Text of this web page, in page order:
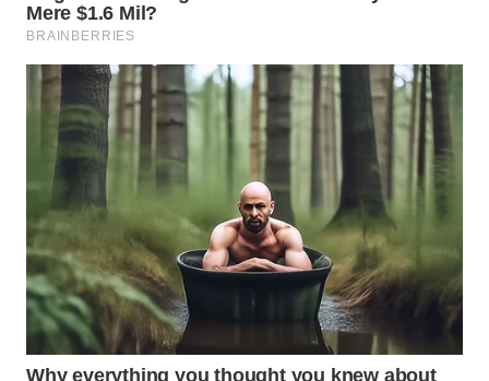
TIMUR
WN
SEMARANG
WN
SOLO
BOROBUDUR
WN
MADURA